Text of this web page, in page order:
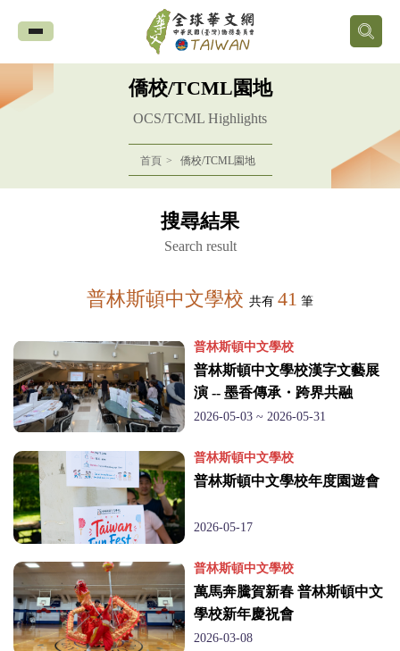
全
球
華
網
國
(臺
灣)
僑
務
委
員
僑校/TCML園地
OCS/TCML Highlights
首頁 僑校/TCML園地
搜尋結果
Search result
普林斯頓中文學校 共有 41 筆
普林斯頓中文學校
普林斯頓中文學校漢字文藝展
演 -- 墨香傳承・跨界共融
2026-05-03 ~ 2026-05-31
普林斯頓中文學校
普林斯頓中文學校年度園遊會
2026-05-17
普林斯頓中文學校
萬馬奔騰賀新春 普林斯頓中文
學校新年慶祝會
2026-03-08